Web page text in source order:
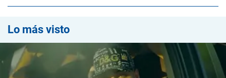
Lo más visto